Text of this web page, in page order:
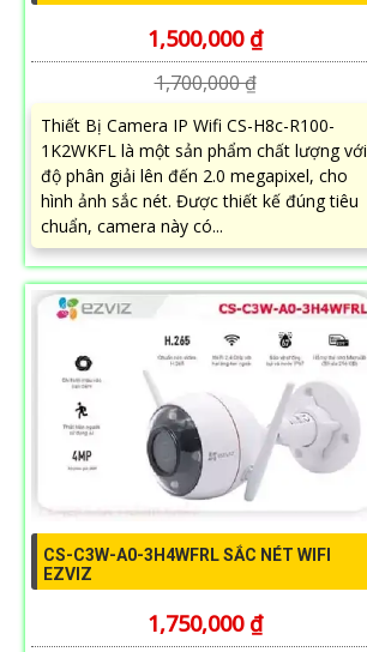
1,500,000 ₫
1,700,000 ₫
Thiết Bị Camera IP Wifi CS-H8c-R100-
1K2WKFL là một sản phẩm chất lượng với
độ phân giải lên đến 2.0 megapixel, cho
hình ảnh sắc nét. Được thiết kế đúng tiêu
chuẩn, camera này có...
CS-C3W-A0-3H4WFRL SẮC NÉT WIFI
EZVIZ
1,750,000 ₫